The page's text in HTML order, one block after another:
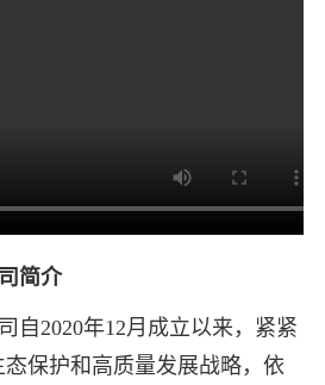
简介
自2020年12月成立以来，紧紧
保护和高质量发展战略，依